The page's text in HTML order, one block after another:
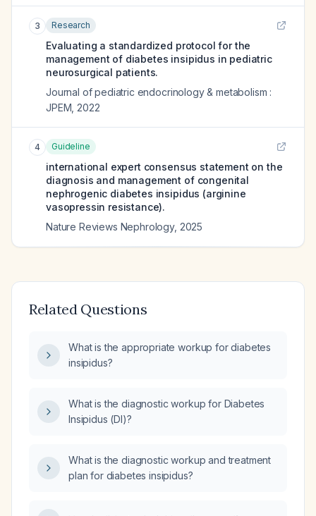
3 Research
Evaluating a standardized protocol for the
management of diabetes insipidus in pediatric
neurosurgical patients.
Journal of pediatric endocrinology & metabolism :
JPEM 2022
4 Guideline
international expert consensus statement on the
diagnosis and management of congenital
nephrogenic diabetes insipidus (arginine
vasopressin resistance).
Nature Reviews Nephrology, 2025
Related Questions
What is the appropriate workup for diabetes
insipidus?
What is the diagnostic workup for Diabetes
Insipidus (DI)?
What is the diagnostic workup and treatment
plan for diabetes insipidus?